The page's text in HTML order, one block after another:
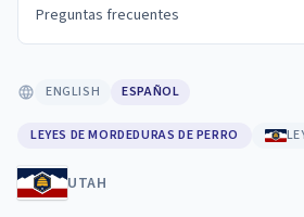
Preguntas frecuentes
ENGLISH ESPAÑOL
LEYES DE MORDEDURAS DE PERRO
UTAH